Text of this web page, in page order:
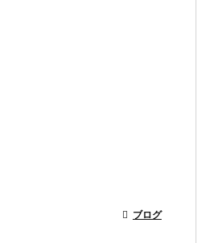
 ブログ